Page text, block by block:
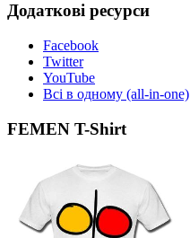
Додаткові ресурси
Facebook
Twitter
YouTube
Всі в одному (all-in-one)
FEMEN T-Shirt